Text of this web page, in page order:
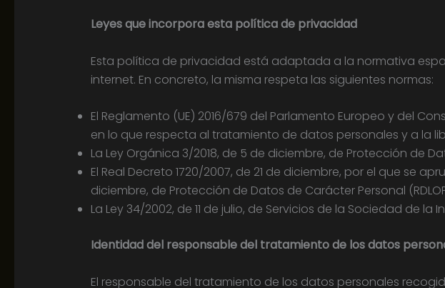
Leyes que incorpora esta política de privacidad
Esta política de privacidad está adaptada a la normativa
internet. En concreto, la misma respeta las siguientes normas:
El Reglamento (UE) 2016/679 del Parlamento Europeo y del
en lo que respecta al tratamiento de datos personales y a la
La Ley Orgánica 3/2018, de 5 de diciembre, de Protección de
El Real Decreto 1720/2007, de 21 de diciembre, por el que se
diciembre, de Protección de Datos de Carácter Personal
La Ley 34/2002, de 11 de julio, de Servicios de la Sociedad de
Identidad del responsable del tratamiento de los datos
El responsable del tratamiento de los datos personales